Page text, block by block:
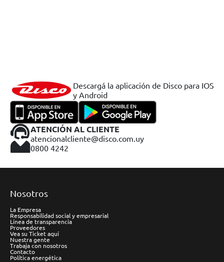
Descargá la aplicación de Disco para IOS
y Android
ATENCIÓN AL CLIENTE
atencionalcliente@disco.com.uy
0800 4242
Nosotros
La Empresa
Responsabilidad social y empresarial
Línea de transparencia
Proveedores
Vea su Ticket aquí
Nuestra gente
Trabaja con nosotros
Contacto
Política energética